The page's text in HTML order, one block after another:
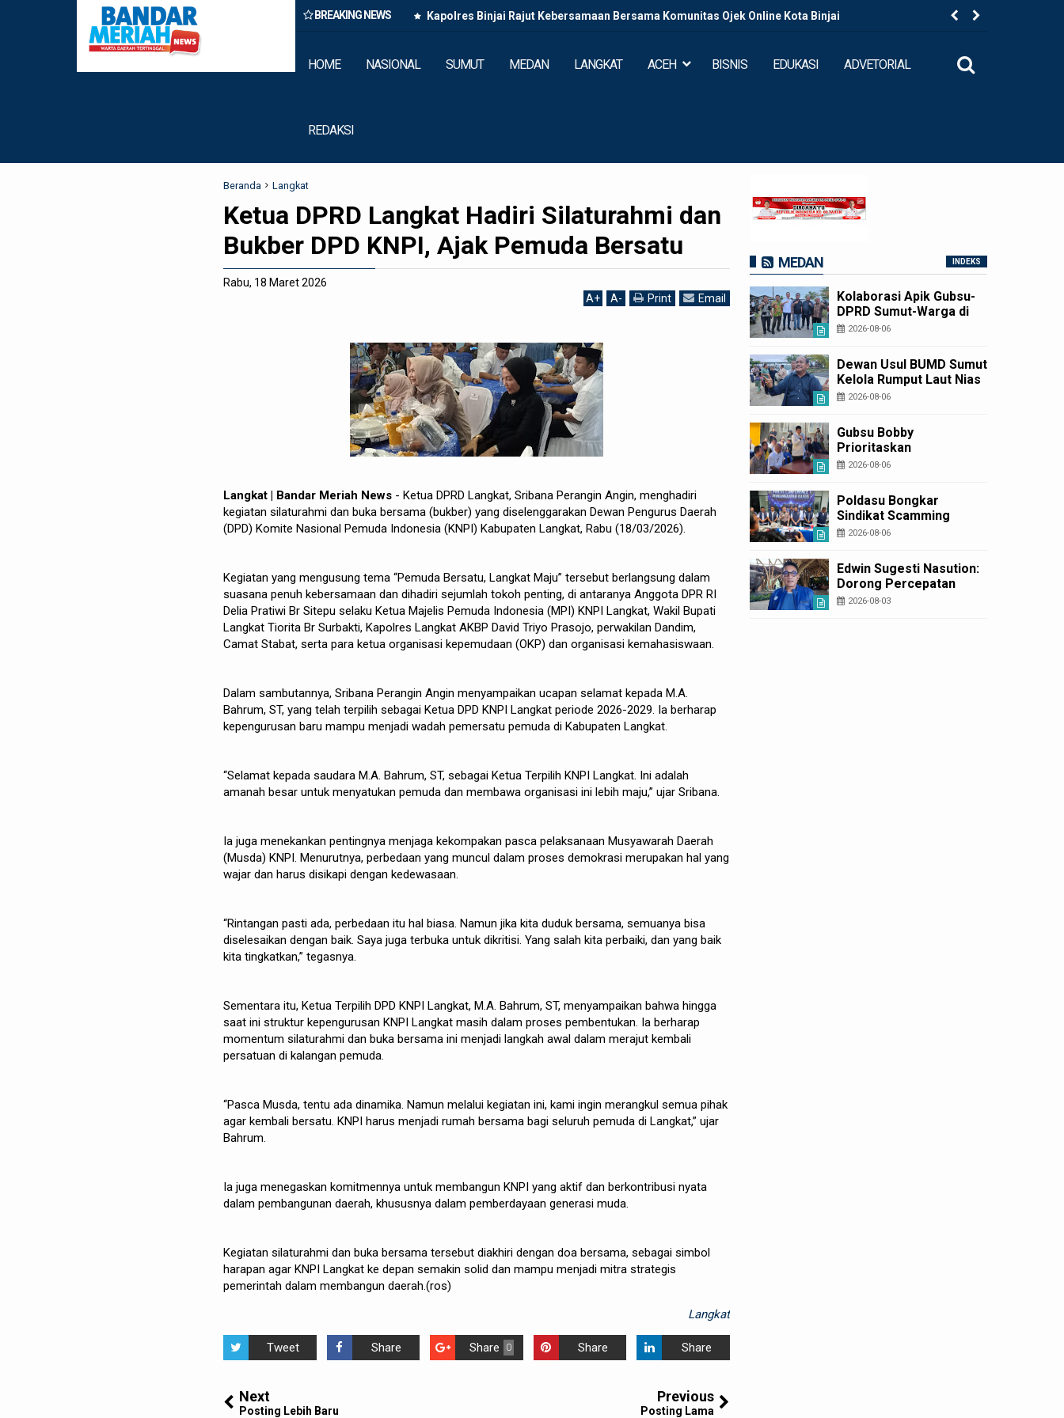
BREAKING NEWS
Amankan Dua Pengedar Narkoba Saat Patroli Malam Kapolres Binjai Rajut Kebersamaan Bersama Komunitas Ojek Online Kota Binjai
HOME NASIONAL SUMUT MEDAN LANGKAT ACEH BISNIS EDUKASI ADVETORIAL
REDAKSI
Beranda Langkat
Ketua DPRD Langkat Hadiri Silaturahmi dan
Bukber DPD KNPI, Ajak Pemuda Bersatu
Rabu, 18 Maret 2026
A+ A- Print Email
Langkat | Bandar Meriah News - Ketua DPRD Langkat, Sribana Perangin Angin, menghadiri
kegiatan silaturahmi dan buka bersama (bukber) yang diselenggarakan Dewan Pengurus Daerah
(DPD) Komite Nasional Pemuda Indonesia (KNPI) Kabupaten Langkat, Rabu (18/03/2026).
Kegiatan yang mengusung tema “Pemuda Bersatu, Langkat Maju” tersebut berlangsung dalam
suasana penuh kebersamaan dan dihadiri sejumlah tokoh penting, di antaranya Anggota DPR RI
Delia Pratiwi Br Sitepu selaku Ketua Majelis Pemuda Indonesia (MPI) KNPI Langkat, Wakil Bupati
Langkat Tiorita Br Surbakti, Kapolres Langkat AKBP David Triyo Prasojo, perwakilan Dandim,
Camat Stabat, serta para ketua organisasi kepemudaan (OKP) dan organisasi kemahasiswaan.
Dalam sambutannya, Sribana Perangin Angin menyampaikan ucapan selamat kepada M.A.
Bahrum, ST, yang telah terpilih sebagai Ketua DPD KNPI Langkat periode 2026-2029. Ia berharap
kepengurusan baru mampu menjadi wadah pemersatu pemuda di Kabupaten Langkat.
“Selamat kepada saudara M.A. Bahrum, ST, sebagai Ketua Terpilih KNPI Langkat. Ini adalah
amanah besar untuk menyatukan pemuda dan membawa organisasi ini lebih maju,” ujar Sribana.
Ia juga menekankan pentingnya menjaga kekompakan pasca pelaksanaan Musyawarah Daerah
(Musda) KNPI. Menurutnya, perbedaan yang muncul dalam proses demokrasi merupakan hal yang
wajar dan harus disikapi dengan kedewasaan.
“Rintangan pasti ada, perbedaan itu hal biasa. Namun jika kita duduk bersama, semuanya bisa
diselesaikan dengan baik. Saya juga terbuka untuk dikritisi. Yang salah kita perbaiki, dan yang baik
kita tingkatkan,” tegasnya.
Sementara itu, Ketua Terpilih DPD KNPI Langkat, M.A. Bahrum, ST, menyampaikan bahwa hingga
saat ini struktur kepengurusan KNPI Langkat masih dalam proses pembentukan. Ia berharap
momentum silaturahmi dan buka bersama ini menjadi langkah awal dalam merajut kembali
persatuan di kalangan pemuda.
“Pasca Musda, tentu ada dinamika. Namun melalui kegiatan ini, kami ingin merangkul semua pihak
agar kembali bersatu. KNPI harus menjadi rumah bersama bagi seluruh pemuda di Langkat,” ujar
Bahrum.
Ia juga menegaskan komitmennya untuk membangun KNPI yang aktif dan berkontribusi nyata
dalam pembangunan daerah, khususnya dalam pemberdayaan generasi muda.
Kegiatan silaturahmi dan buka bersama tersebut diakhiri dengan doa bersama, sebagai simbol
harapan agar KNPI Langkat ke depan semakin solid dan mampu menjadi mitra strategis
pemerintah dalam membangun daerah.(ros)
Langkat
Tweet Share 0
Share Share Share
Next
Posting Lebih Baru
Previous
Posting Lama
MEDAN INDEKS
Kolaborasi Apik Gubsu-
DPRD Sumut-Warga di
Nias Utara: Jalan Rusak
Diperbaiki
2026-08-06
Dewan Usul BUMD Sumut
Kelola Rumput Laut Nias
Utara dari Hulu ke Hilir
2026-08-06
Gubsu Bobby
Prioritaskan
Infrastruktur Nias Utara,
Ekonomi Mulai Dibenahi
2026-08-06
Poldasu Bongkar
Sindikat Scamming
Internasional di
Korban Rugi Rp6,7 Miliar
2026-08-06
Edwin Sugesti Nasution:
Dorong Percepatan
Perda PBG Guna
2026-08-03